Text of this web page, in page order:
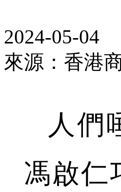
2024-05-04
來源：香港
人們
馮啟仁